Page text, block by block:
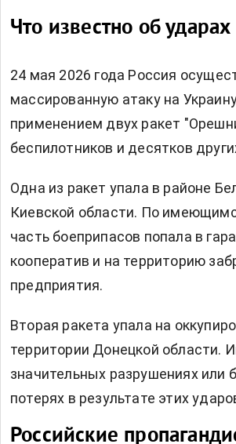
Что известно об ударах
24 мая 2026 года Россия
массированную атаку на
применением двух ракет
беспилотников и десятков
Одна из ракет упала в районе
Киевской области. По
часть боеприпасов попала в
кооператив и на территорию
предприятия.
Вторая ракета упала на
территории Донецкой области.
значительных разрушениях или
потерях в результате этих
Российские